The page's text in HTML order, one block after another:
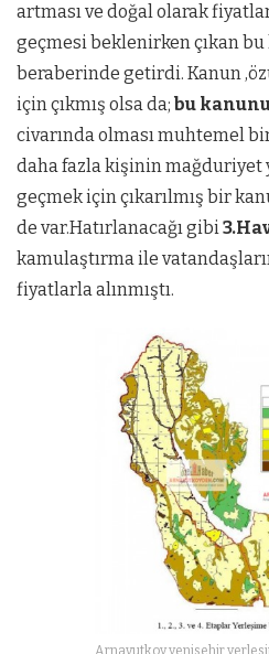
artması ve doğal olarak
geçmesi beklenirken çıkan
beraberinde getirdi. Kanun
için çıkmış olsa da; bu
civarında olması muhtemel
daha fazla kişinin mağduriyet
geçmek için çıkarılmış bir
de var.Hatırlanacağı gibi
kamulaştırma ile
fiyatlarla alınmıştı.